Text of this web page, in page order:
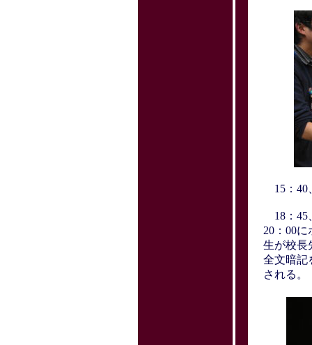
15：40
18：45
20：00
生が校長
全文暗記
される。